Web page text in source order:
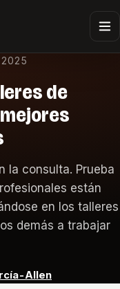
de
la consulta. Prueba
están
en los talleres
demás a trabajar
Allen